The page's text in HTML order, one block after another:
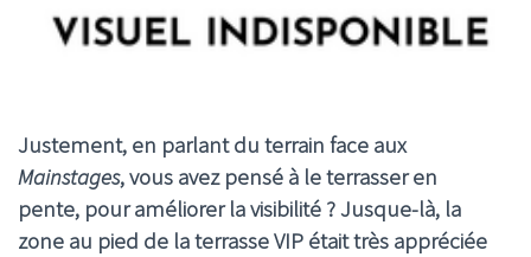
Justement, en parlant du terrain face aux
Mainstages, vous avez pensé à le terrasser en
pente, pour améliorer la visibilité ? Jusque-là, la
zone au pied de la terrasse VIP était très appréciée